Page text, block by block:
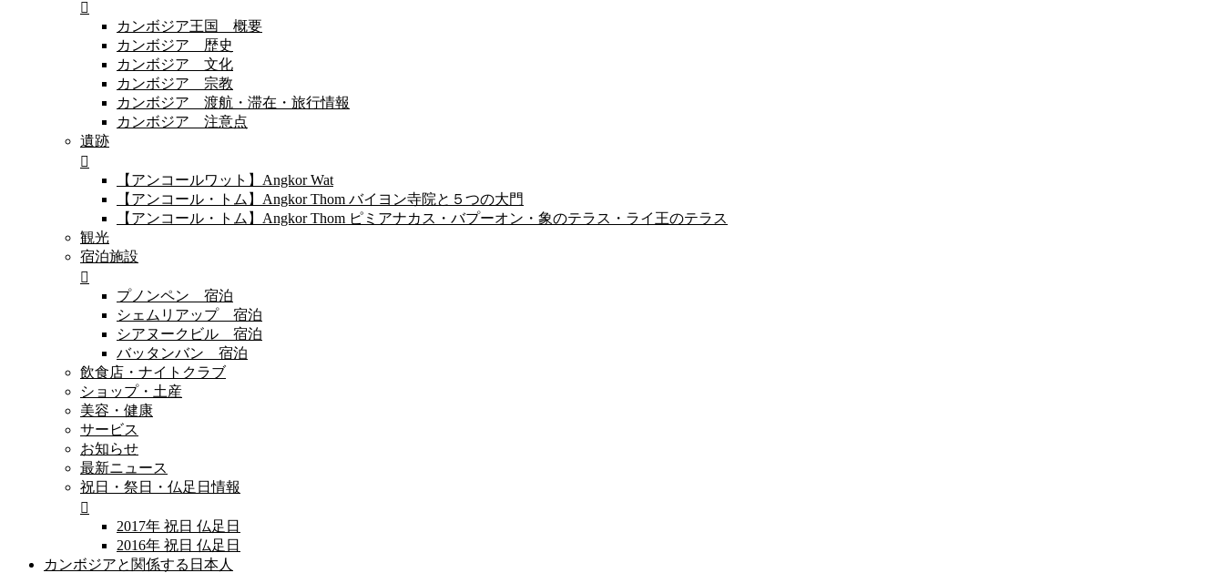
カンボジア王国 概要
カンボジア 歴史
カンボジア 文化
カンボジア 宗教
カンボジア 渡航・滞在・旅行情報
カンボジア 注意点
遺跡
【アンコールワット】Angkor Wat
【アンコール・トム】Angkor Thom バイヨン寺院と５つの大門
【アンコール・トム】Angkor Thom ピミアナカス・バプーオン・象のテラス・ライ王のテラス
観光
宿泊施設
プノンペン 宿泊
シェムリアップ 宿泊
シアヌークビル 宿泊
バッタンバン 宿泊
飲食店・ナイトクラブ
ショップ・土産
美容・健康
サービス
お知らせ
最新ニュース
祝日・祭日・仏足日情報
2017年 祝日 仏足日
2016年 祝日 仏足日
カンボジアと関係する日本人